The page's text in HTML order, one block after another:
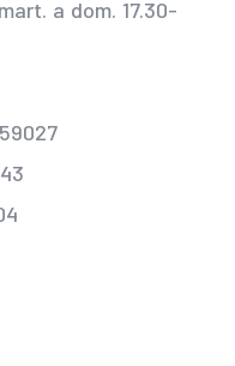
a dom. 17.30-